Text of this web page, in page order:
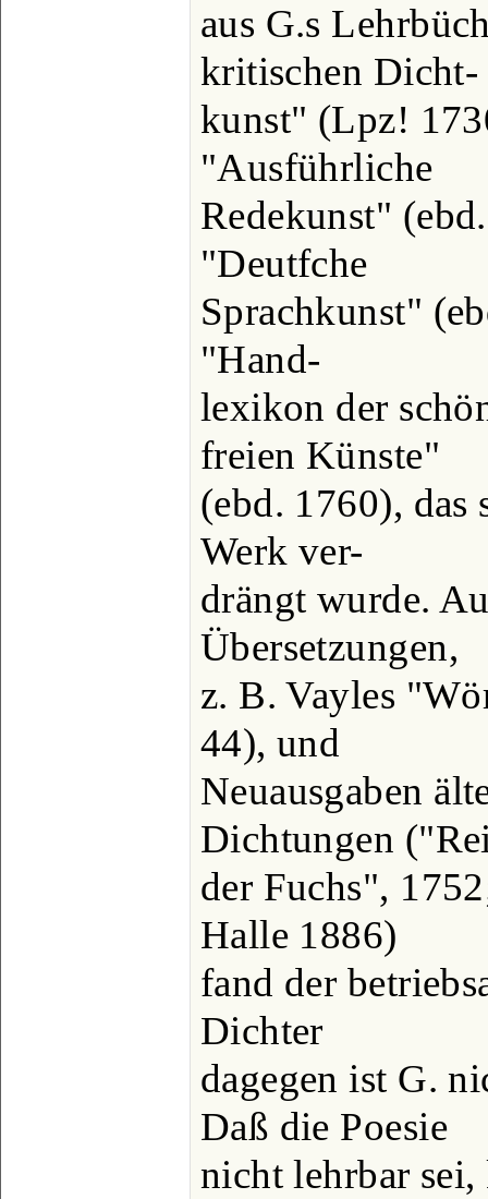
aus G.s
kritischen Dicht-
kunst" (Lpz!
"Ausführliche
Redekunst"
"Deutfche
Sprachkunst"
"Hand-
lexikon der
freien Künste"
(ebd. 1760), das
Werk ver-
drängt wurde.
Übersetzungen,
z. B. Vayles
44), und
Neuausgaben
Dichtungen
der Fuchs",
Halle 1886)
fand der
Dichter
dagegen ist G.
Daß die Poesie
nicht lehrbar sei,